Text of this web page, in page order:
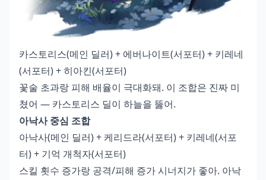
카스토리스(메인 딜러) + 에버나이트(서포터) + 키레네
(서포터) + 히아킨(서포터)
꽃술 초과랑 피해 배율이 극대화돼. 이 조합은 진짜 미
쳤어 — 카스토리스 딜이 하늘을 뚫어.
아낙사 중심 조합
아낙사(메인 딜러) + 케리드라(서포터) + 키레네(서포
터) + 기억 개척자(서포터)
스킬 횟수 증가랑 공격/피해 증가 시너지가 좋아. 아낙